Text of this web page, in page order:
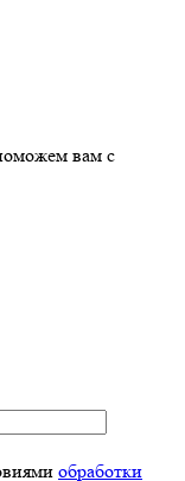
вам с
обработки